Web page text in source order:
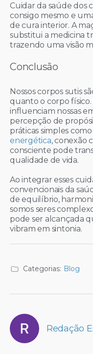
Cuidar da saúde dos
consigo mesmo e
de cura interior. A
substitui a medicina
trazendo uma visão
Conclusão
Nossos corpos sutis
quanto o corpo físico.
influenciam nossas
percepção de
práticas simples
energética, conexão
consciente pode
qualidade de vida.
Ao integrar esses
convencionais da
de equilíbrio,
somos seres
pode ser alcançada
vibram em sintonia.
Categorias: Blog
Redação